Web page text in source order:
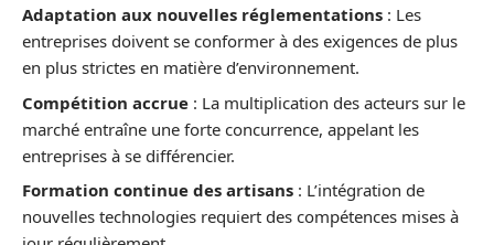
Adaptation aux nouvelles réglementations : Les
entreprises doivent se conformer à des exigences de plus
en plus strictes en matière d’environnement.
Compétition accrue : La multiplication des acteurs sur le
marché entraîne une forte concurrence, appelant les
entreprises à se différencier.
Formation continue des artisans : L’intégration de
nouvelles technologies requiert des compétences mises à